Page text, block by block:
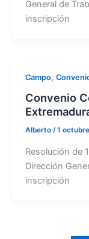
General de
inscripción
Campo,
Convenio
Alberto /1
Resolución de
Dirección
inscripción